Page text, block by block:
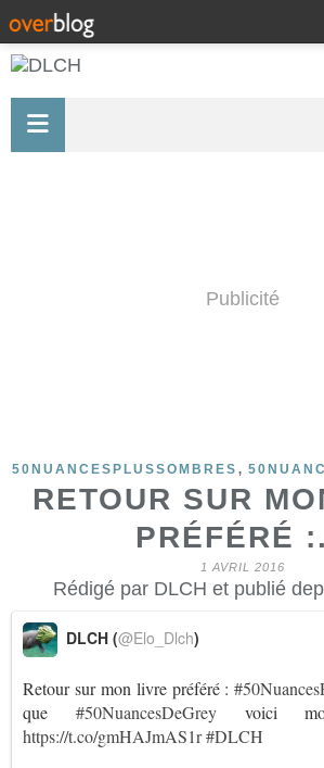
Publicité
50NUANCESPLUSSOMBRES ,
RETOUR SUR
PRÉFÉRÉ
1 AVRIL 2016
Rédigé par DLCH et publié
Retour sur mon livre préféré :
que #50NuancesDeGreyvoici
https://t.co/gmHAJmAS1r#DLCH
DLCH (@Elo_Dlch)